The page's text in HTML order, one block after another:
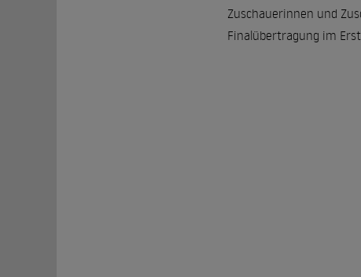
Zuschauerinnen und
Finalübertragung im